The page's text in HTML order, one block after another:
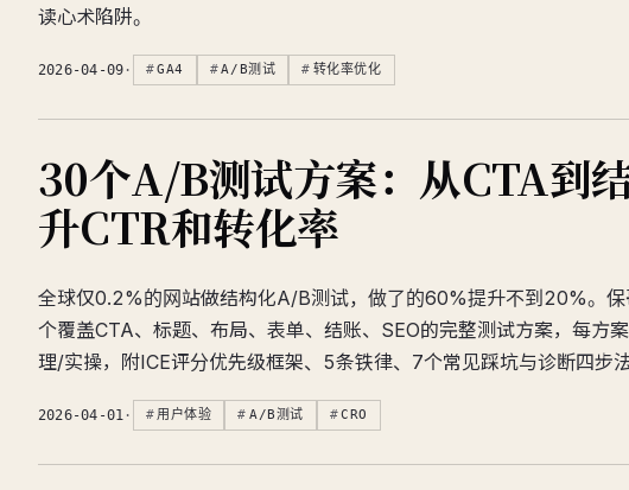
读心术陷阱。
2026-04-09 · GA4 A/B测试 转化率优化
30个A/B测试方案：从CTA到
升CTR和转化率
全球仅0.2%的网站做结构化A/B测试，做了的60%提升不到20%。保
个覆盖CTA、标题、布局、表单、结账、SEO的完整测试方案，每方
理/实操，附ICE评分优先级框架、5条铁律、7个常见踩坑与诊断四步法
2026-04-01 · 用户体验 A/B测试 CRO